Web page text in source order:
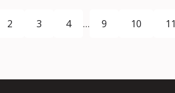
2 3 4 … 9 10 11